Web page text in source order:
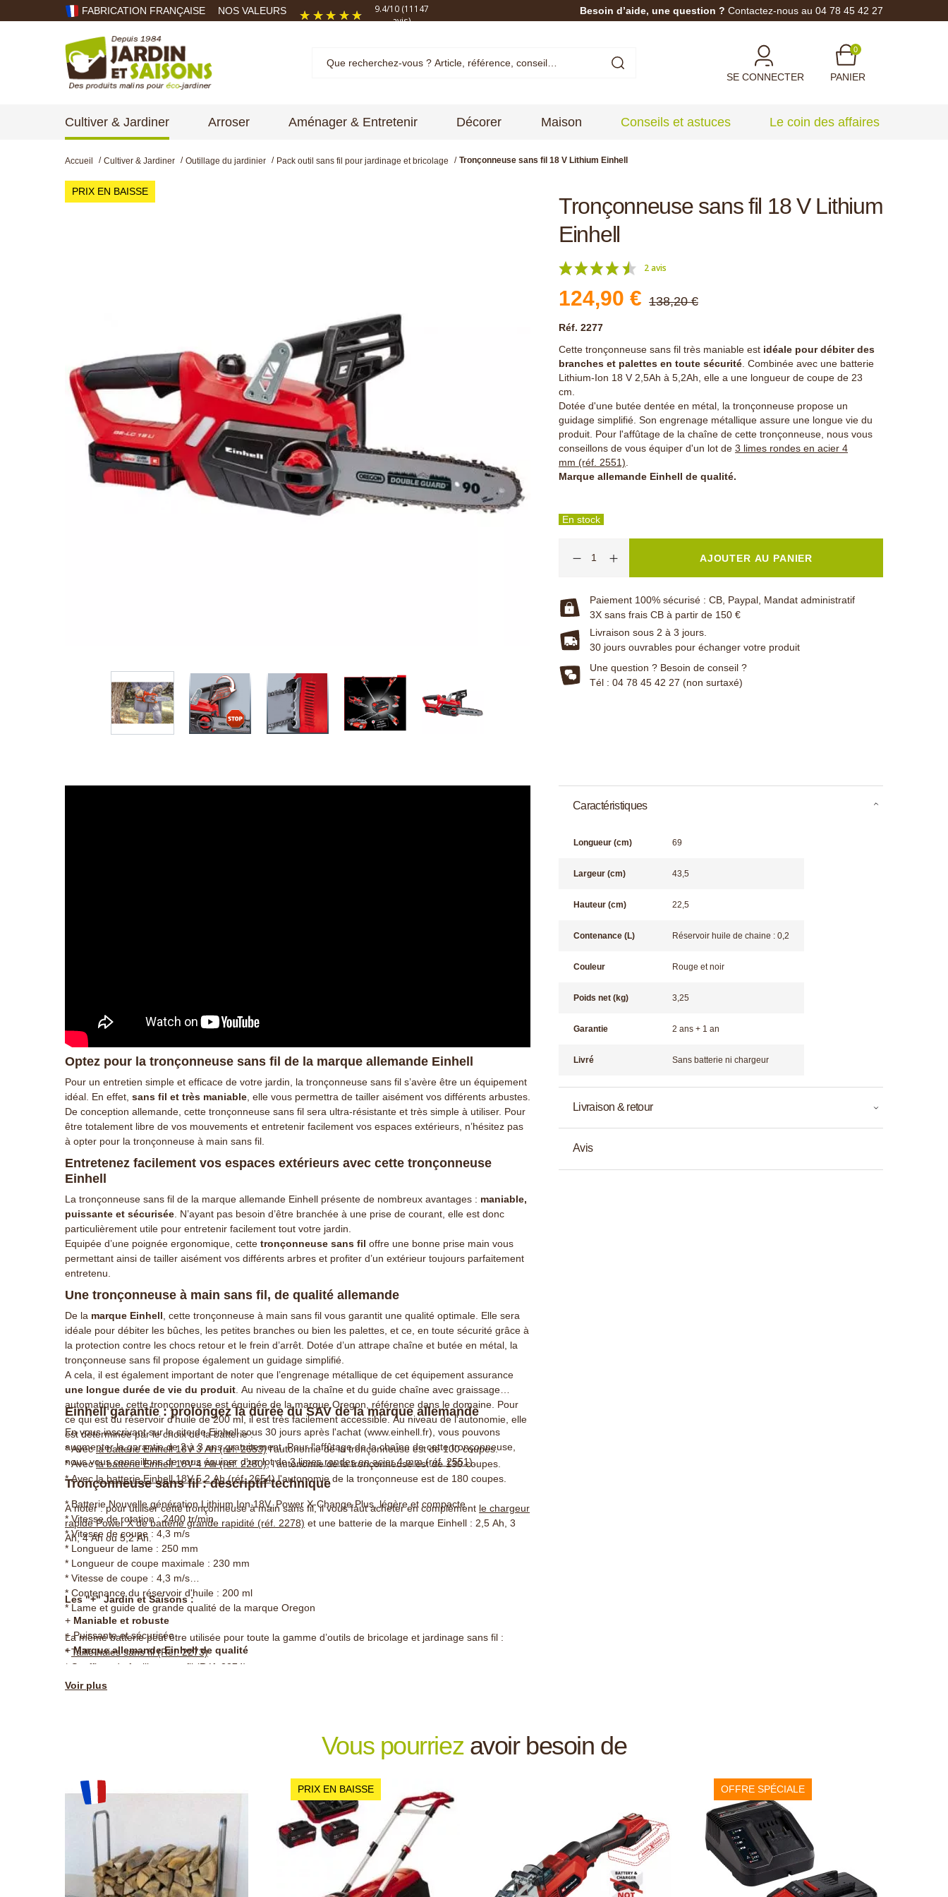
FABRICATION FRANÇAISE NOS VALEURS
avis)
Besoin d’aide, une question ? Contactez-nous au 04 78 45 42 27
SE CONNECTER PANIER
0
Cultiver & Jardiner Arroser Aménager & Entretenir Décorer Maison Conseils et astuces Le coin des affaires
Accueil Cultiver & Jardiner Outillage du jardinier Pack outil sans fil pour jardinage et bricolage Tronçonneuse sans fil 18 V Lithium Einhell
PRIX EN BAISSE
Tronçonneuse sans fil 18 V Lithium
Einhell
2 avis
124,90 € 138,20 €
Réf. 2277
Cette tronçonneuse sans fil très maniable est idéale pour débiter des
branches et palettes en toute sécurité. Combinée avec une batterie
Lithium-Ion 18 V 2,5Ah à 5,2Ah, elle a une longueur de coupe de 23
cm.
Dotée d'une butée dentée en métal, la tronçonneuse propose un
guidage simplifié. Son engrenage métallique assure une longue vie du
produit. Pour l'affûtage de la chaîne de cette tronçonneuse, nous vous
conseillons de vous équiper d'un lot de 3 limes rondes en acier 4
mm (réf. 2551)
Marque allemande Einhell de qualité.
En stock
AJOUTER AU PANIER
Paiement 100% sécurisé : CB, Paypal, Mandat administratif
3X sans frais CB à partir de 150 €
Livraison sous 2 à 3 jours.
30 jours ouvrables pour échanger votre produit
Une question ? Besoin de conseil ?
Tél : 04 78 45 42 27 (non surtaxé)
Optez pour la tronçonneuse sans fil de la marque allemande Einhell
Pour un entretien simple et efficace de votre jardin, la tronçonneuse sans fil s’avère être un équipement
idéal. En effet, sans fil et très maniable , elle vous permettra de tailler aisément vos différents arbustes.
De conception allemande, cette tronçonneuse sans fil sera ultra-résistante et très simple à utiliser. Pour
être totalement libre de vos mouvements et entretenir facilement vos espaces extérieurs, n’hésitez pas
à opter pour la tronçonneuse à main sans fil.
Entretenez facilement vos espaces extérieurs avec cette tronçonneuse
Einhell
La tronçonneuse sans fil de la marque allemande Einhell présente de nombreux avantages : maniable,
puissante et sécurisée . N’ayant pas besoin d’être branchée à une prise de courant, elle est donc
particulièrement utile pour entretenir facilement tout votre jardin.
Equipée d’une poignée ergonomique, cette tronçonneuse sans fil offre une bonne prise main vous
permettant ainsi de tailler aisément vos différents arbres et profiter d’un extérieur toujours parfaitement
entretenu.
Une tronçonneuse à main sans fil, de qualité allemande
De la marque Einhell , cette tronçonneuse à main sans fil vous garantit une qualité optimale. Elle sera
idéale pour débiter les bûches, les petites branches ou bien les palettes, et ce, en toute sécurité grâce à
la protection contre les chocs retour et le frein d’arrêt. Dotée d’un attrape chaîne et butée en métal, la
tronçonneuse sans fil propose également un guidage simplifié.
A cela, il est également important de noter que l’engrenage métallique de cet équipement assurance
une longue durée de vie du produit . Au niveau de la chaîne et du guide chaîne avec graissage
automatique, cette tronçonneuse est équipée de la marque Oregon, référence dans le domaine. Pour
ce qui est du réservoir d’huile de 200 ml, il est très facilement accessible. Au niveau de l'autonomie, elle
est déterminée par le choix de la batterie :
* Avecla batterie Einhell 18V 3 Ah (réf. 2653)l'autonomie de la tronçonneuse est de 100 coupes.
* Avecla batterie Einhell 18V 4 Ah (réf. 2280), l'autonomie de la tronçonneuse est de 130 coupes.
* Avecla batterie Einhell 18V 5,2 Ah (réf. 2654)l'autonomie de la tronçonneuse est de 180 coupes.
A noter : pour utiliser cette tronçonneuse à main sans fil, il vous faut acheter en complément le chargeur
rapide Power X de batterie grande rapidité (réf. 2278) et une batterie de la marque Einhell : 2,5 Ah, 3
Ah, 4 Ah ou 5,2 Ah.
Einhell garantie : prolongez la durée du SAV de la marque allemande
En vous inscrivant sur le site de Einhell sous 30 jours après l'achat (www.einhell.fr), vous pouvons
augmenter la garantie de 2 à 3 ans gratuitement. Pour l'affûtage de la chaîne de cette tronçonneuse,
nous vous conseillons de vous équiper d'un lot de3 limes rondes en acier 4 mm (réf. 2551).
Tronçonneuse sans fil : descriptif technique
*Batterie Nouvelle génération Lithium Ion 18V, Power X-Change Plus, légère et compacte
* Vitesse de rotation : 2400 tr/min
*Vitesse de coupe : 4,3 m/s
* Longueur de lame : 250 mm
* Longueur de coupe maximale : 230 mm
* Vitesse de coupe : 4,3 m/s
* Contenance du réservoir d'huile : 200 ml
* Lame et guide de grande qualité de la marque Oregon
La même batterie peut être utilisée pour toute la gamme d’outils de bricolage et jardinage sans fil :
*Taille haies sans fil (Réf. 2273)
* Souffleur de feuilles sans fil (Réf. 2274)
*Coupe bordure électrique sans fil (réf. 2409)
Les "+" Jardin et Saisons :
+ Maniable et robuste
+ Puissante et sécurisée
+Marque allemande Einhell de qualité
Voir plus
Caractéristiques
Longueur (cm) 69
Largeur (cm) 43,5
Hauteur (cm) 22,5
Contenance (L) Réservoir huile de chaine : 0,2
Couleur Rouge et noir
Poids net (kg) 3,25
Garantie 2 ans + 1 an
Livré Sans batterie ni chargeur
Livraison & retour
Avis
Vous pourriezavoir besoin de
PRIX EN BAISSE OFFRE SPÉCIALE